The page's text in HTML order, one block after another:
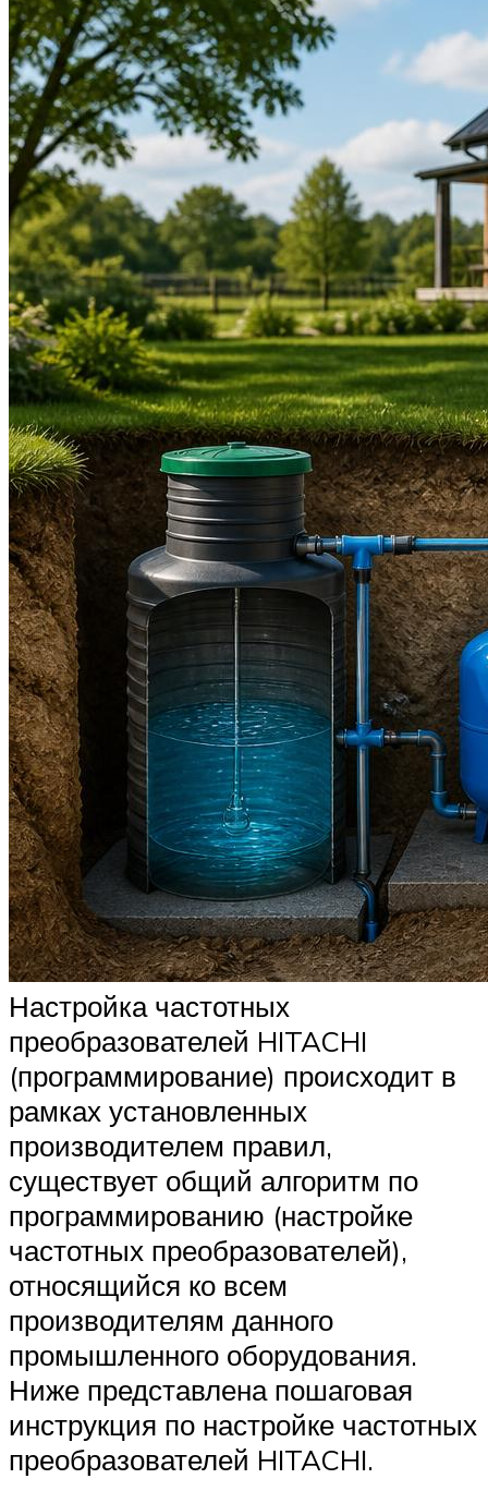
Настройка частотных
преобразователей HITACHI
(программирование) происходит в
рамках установленных
производителем правил,
существует общий алгоритм по
программированию (настройке
частотных преобразователей),
относящийся ко всем
производителям данного
промышленного оборудования.
Ниже представлена пошаговая
инструкция по настройке частотных
преобразователей HITACHI.